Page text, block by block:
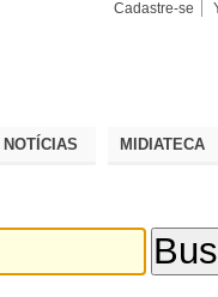
Cadastre-se
NOTÍCIAS MIDIATECA